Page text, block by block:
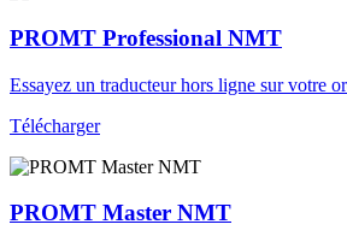
PROMT Professional NMT
Essayez un traducteur hors ligne sur votre
Télécharger
PROMT Master NMT